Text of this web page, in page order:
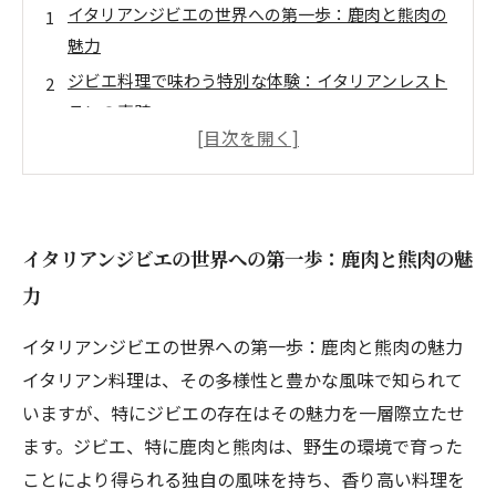
イタリアンジビエの世界への第一歩：鹿肉と熊肉の
魅力
ジビエ料理で味わう特別な体験：イタリアンレスト
ランの真髄
野生の肉に込められた風味：イタリアンの技術が生
む極上の料理
イタリアンの新たな楽しみ方：ジビエの旅を振り返
る
イタリアンジビエの世界への第一歩：鹿肉と熊肉の魅
力
イタリアンジビエの世界への第一歩：鹿肉と熊肉の魅力
イタリアン料理は、その多様性と豊かな風味で知られて
いますが、特にジビエの存在はその魅力を一層際立たせ
ます。ジビエ、特に鹿肉と熊肉は、野生の環境で育った
ことにより得られる独自の風味を持ち、香り高い料理を